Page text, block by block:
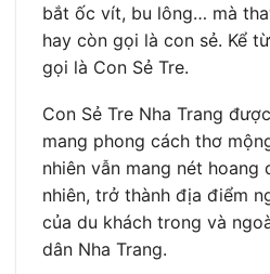
bắt ốc vít, bu lông… mà
hay còn gọi là con sẻ. Kể
gọi là Con Sẻ Tre.
Con Sẻ Tre Nha Trang
mang phong cách thơ
nhiên vẫn mang nét hoang
nhiên, trở thành địa điểm
của du khách trong và
dân Nha Trang.